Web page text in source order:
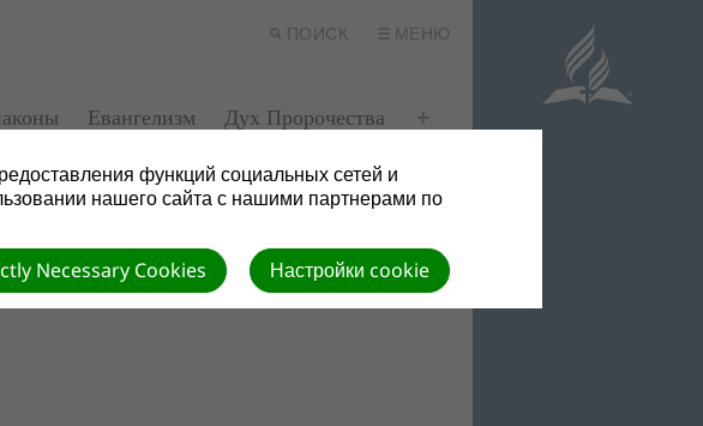
ПОИСК МЕНЮ
Евангелизм Дух Пророчества
функций социальных сетей и
нашего сайта с нашими партнерами по
Настройки cookie
Necessary Cookies